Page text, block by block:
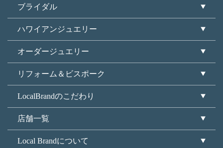
ブライダル
ハワイアンジュエリー
オーダージュエリー
リフォーム＆ビスポーク
LocalBrandのこだわり
店舗一覧
Local Brandについて